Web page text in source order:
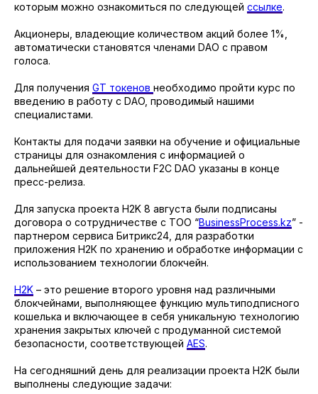
которым можно ознакомиться по следующей ссылке.
Акционеры, владеющие количеством акций более 1%,
автоматически становятся членами DAO с правом
голоса.
Для получения GT токенов необходимо пройти курс по
введению в работу с DAO, проводимый нашими
специалистами.
Контакты для подачи заявки на обучение и официальные
страницы для ознакомления с информацией о
дальнейшей деятельности F2C DAO указаны в конце
пресс-релиза.
Для запуска проекта H2K 8 августа были подписаны
договора о сотрудничестве с ТОО “BusinessProcess.kz” -
партнером сервиса Битрикс24, для разработки
приложения Н2К по хранению и обработке информации с
использованием технологии блокчейн.
H2K – это решение второго уровня над различными
блокчейнами, выполняющее функцию мультиподписного
кошелька и включающее в себя уникальную технологию
хранения закрытых ключей с продуманной системой
безопасности, соответствующей AES.
На сегодняшний день для реализации проекта H2K были
выполнены следующие задачи: